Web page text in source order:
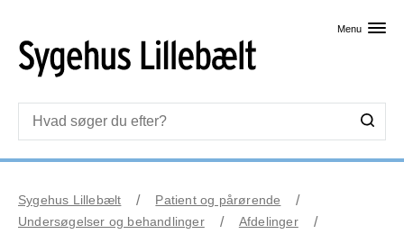
Menu
Sygehus Lillebælt
Patient og pårørende
Undersøgelser og behandlinger
Afdelinger